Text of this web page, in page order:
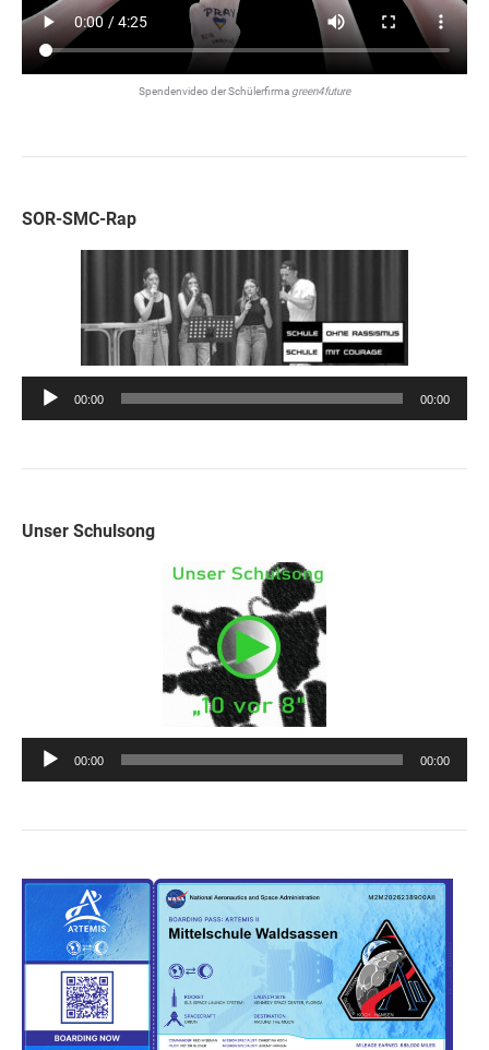
Spendenvideo der Schülerfirma green4future
SOR-SMC-Rap
Audio-
00:00 00:00
Unser Schulsong
Audio-
00:00 00:00